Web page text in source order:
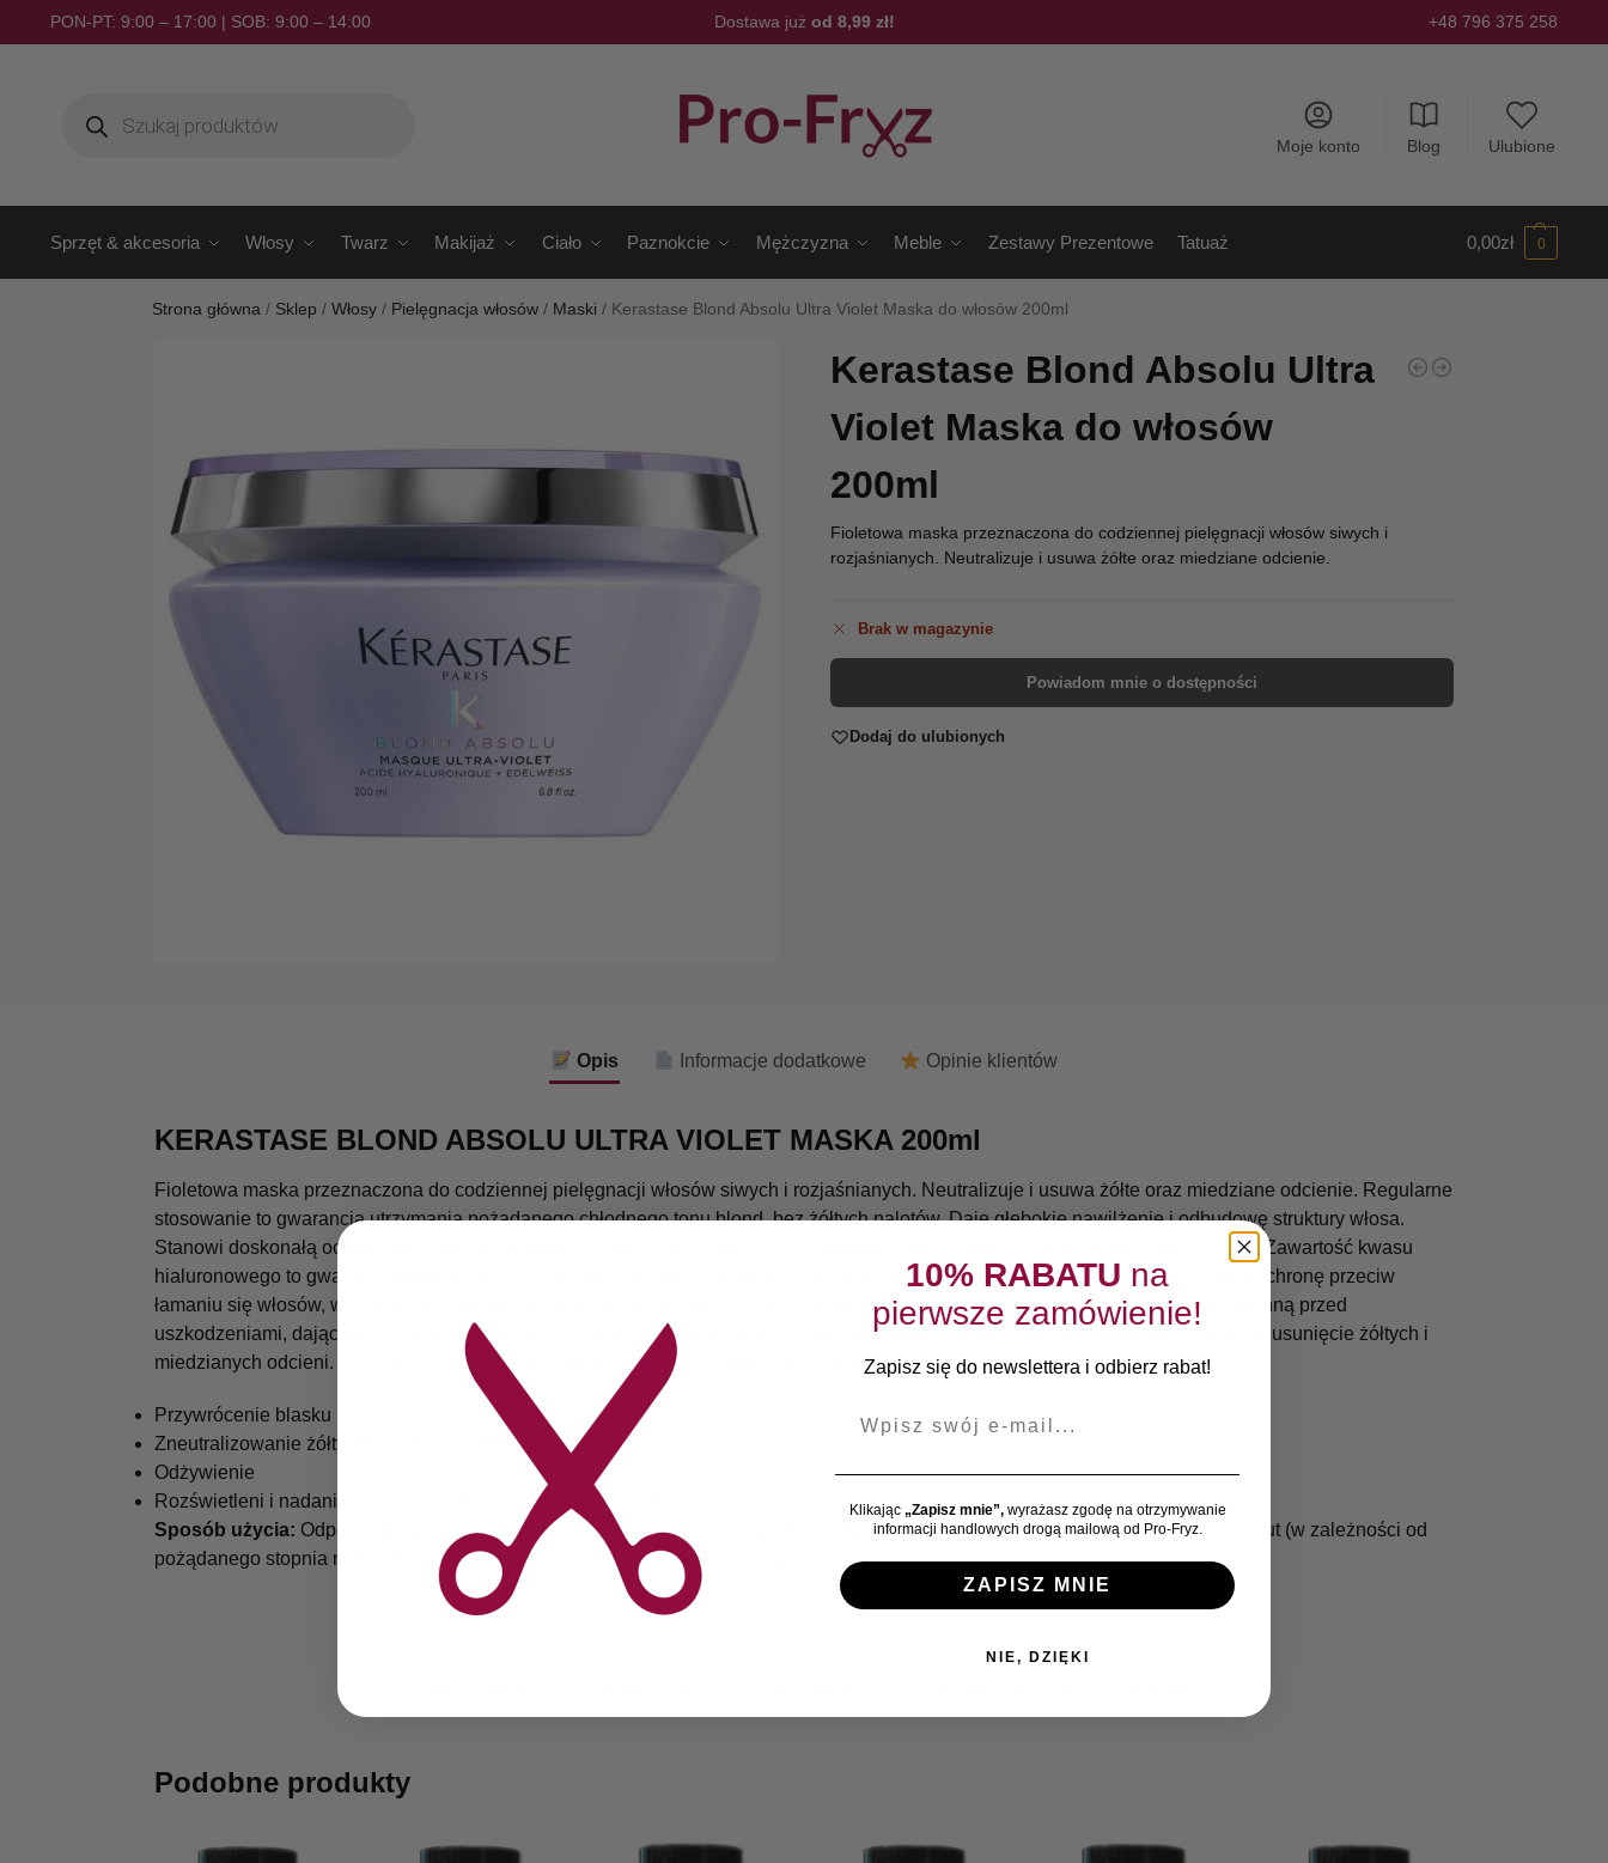
PON-PT: 9:00 – 17:00 | SOB: 9:00 – 14:00 Dostawa już od 8,99 zł! +48 796 375 258
Moje konto Blog Ulubione
Sprzęt & akcesoria Włosy Twarz Makijaż Ciało Paznokcie Mężczyzna Meble Zestawy Prezentowe Tatuaż 0,00zł 0
Strona główna / Sklep /Włosy / Pielęgnacja włosów / Maski / Kerastase Blond Absolu Ultra Violet Maska do włosów 200ml
Kerastase Blond Absolu Ultra
Violet Maska do włosów
200ml
Fioletowa maska przeznaczona do codziennej pielęgnacji włosów siwych i
rozjaśnianych. Neutralizuje i usuwa żółte oraz miedziane odcienie.
Brak w magazynie
Powiadom mnie o dostępności
Dodaj do ulubionych
Opis Informacje dodatkowe Opinie klientów
KERASTASE BLOND ABSOLU ULTRA VIOLET MASKA 200ml
Fioletowa maska przeznaczona do codziennej pielęgnacji włosów siwych i rozjaśnianych. Neutralizuje i usuwa żółte oraz miedziane odcienie. Regularne
stosowanie to gwarancja utrzymania pożądanego chłodnego tonu blond, bez żółtych nalotów. Daje głębokie nawilżenie i odbudowę struktury włosa.
Stanowi doskonałą ochronę przed utlenianiem i pozostałościami zanieczyszczeń, nadając włosom miękką i pełną blasku strukturę. Zawartość kwasu
hialuronowego to gwarancja naprawy uszkodzonych włókien włosa, dając wygładzenie i głębokie nawilżenie. Stanowi doskonałą ochronę przeciw
łamaniu się włosów, wzmacniając ich strukturę. Kwiat szarotki alpejskiej to bogactwo antyoksydantów, które stanowią barierę ochronną przed
uszkodzeniami, dając nawilżenie i ukojenie. Fioletowy pigment natychmiast oddziałuje na włókno włosa poprzez zneutralizowanie i usunięcie żółtych i
miedzianych odcieni. Włosy zyskują naturalny, zdrowy, pełen blasku i rozświetlenia wygląd o chłodnym tonie.
Przywrócenie blasku i miękkości
Zneutralizowanie żółtych i miedzianych tonów
Odżywienie
Rozświetleni i nadanie naturalnego, równomiernego blasku
Sposób użycia: Odpowiednią ilość produktu nanieść na wilgotne włosy, od nasady aż po same końce. Pozostawić na 5 lub 10 minut (w zależności od
pożądanego stopnia neutralizacji). Zwilżyć, spienić i obficie spłukać wodą.
Podobne produkty
10% RABATU na
pierwsze zamówienie!
Zapisz się do newslettera i odbierz rabat!
Klikając „Zapisz mnie”,wyrażasz zgodę na otrzymywanie
informacji handlowych drogą mailową od Pro-Fryz.
ZAPISZ MNIE
NIE, DZIĘKI